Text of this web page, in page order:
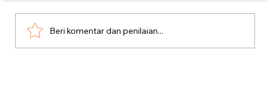
Beri komentar dan penilaian...